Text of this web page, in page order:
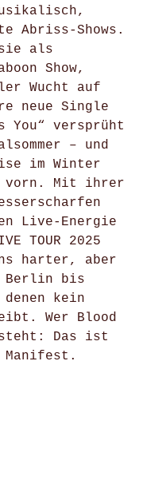
Abriss-Shows.
als
Show,
Wucht auf
neue Single
versprüht
– und
im Winter
vorn. Mit ihrer
Live-Energie
TOUR 2025
harter, aber
Berlin bis
denen kein
Wer Blood
Das ist